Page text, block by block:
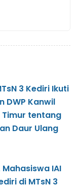
3 Kediri Ikuti
DWP Kanwil
tentang
Daur Ulang
Mahasiswa IAI
di MTsN 3